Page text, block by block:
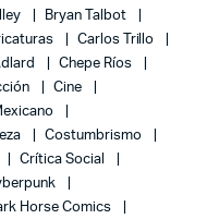
Bryan Talbot
Carlos Trillo
Chepe Ríos
Cine
Costumbrismo
Crítica Social
Horse Comics